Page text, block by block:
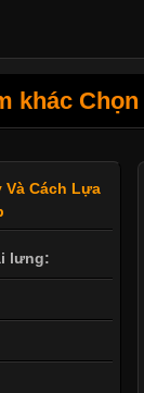
khác
Và Cách Lựa
lưng: